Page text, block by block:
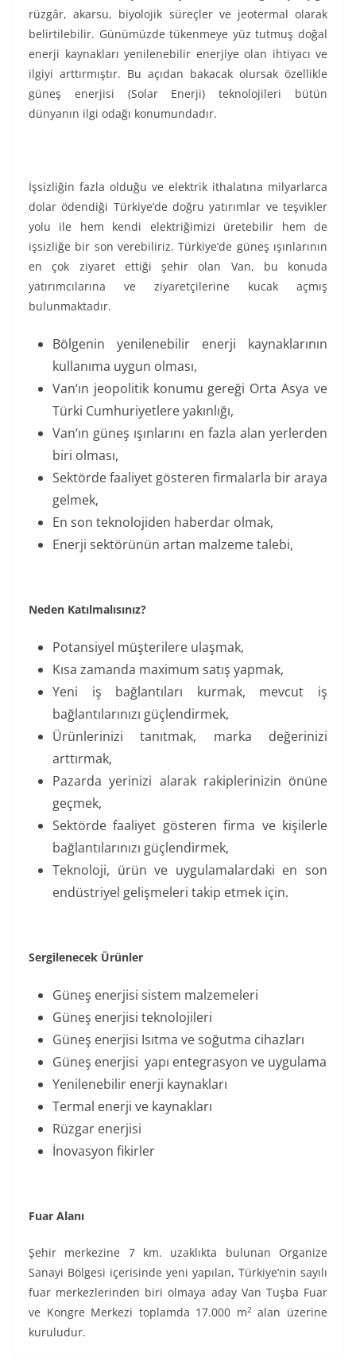
rüzgâr, akarsu, biyolojik süreçler ve jeotermal olarak
belirtilebilir. Günümüzde tükenmeye yüz tutmuş doğal
enerji kaynakları yenilenebilir enerjiye olan ihtiyacı ve
ilgiyi arttırmıştır. Bu açıdan bakacak olursak özellikle
güneş enerjisi (Solar Enerji) teknolojileri bütün
dünyanın ilgi odağı konumundadır.
İşsizliğin fazla olduğu ve elektrik ithalatına milyarlarca
dolar ödendiği Türkiye’de doğru yatırımlar ve teşvikler
yolu ile hem kendi elektriğimizi üretebilir hem de
işsizliğe bir son verebiliriz. Türkiye’de güneş ışınlarının
en çok ziyaret ettiği şehir olan Van, bu konuda
yatırımcılarına ve ziyaretçilerine kucak açmış
bulunmaktadır.
Bölgenin yenilenebilir enerji kaynaklarının
kullanıma uygun olması,
Van‘ın jeopolitik konumu gereği Orta Asya ve
Türki Cumhuriyetlere yakınlığı,
Van‘ın güneş ışınlarını en fazla alan yerlerden
biri olması,
Sektörde faaliyet gösteren firmalarla bir araya
gelmek,
En son teknolojiden haberdar olmak,
Enerji sektörünün artan malzeme talebi,
Neden Katılmalısınız?
Potansiyel müşterilere ulaşmak,
Kısa zamanda maximum satış yapmak,
Yeni iş bağlantıları kurmak, mevcut iş
bağlantılarınızı güçlendirmek,
Ürünlerinizi tanıtmak, marka değerinizi
arttırmak,
Pazarda yerinizi alarak rakiplerinizin önüne
geçmek,
Sektörde faaliyet gösteren firma ve kişilerle
bağlantılarınızı güçlendirmek,
Teknoloji, ürün ve uygulamalardaki en son
endüstriyel gelişmeleri takip etmek için.
Sergilenecek Ürünler
Güneş enerjisi sistem malzemeleri
Güneş enerjisi teknolojileri
Güneş enerjisi Isıtma ve soğutma cihazları
Güneş enerjisi yapı entegrasyon ve uygulama
Yenilenebilir enerji kaynakları
Termal enerji ve kaynakları
Rüzgar enerjisi
İnovasyon fikirler
Fuar Alanı
Şehir merkezine 7 km. uzaklıkta bulunan Organize
Sanayi Bölgesi içerisinde yeni yapılan, Türkiye’nin sayılı
fuar merkezlerinden biri olmaya aday Van Tuşba Fuar
ve Kongre Merkezi toplamda 17.000 m2alan üzerine
kuruludur.